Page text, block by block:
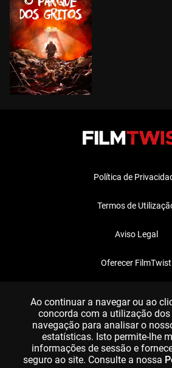
Política de
Termos de
Aviso Legal
Oferecer FilmTwist
Ao continuar a navegar ou ao
concorda com a utilização dos
navegação para analisar o
estatísticas. Isto permite-lhe
informações de sessão e
seguro ao site. Consulte a nossa